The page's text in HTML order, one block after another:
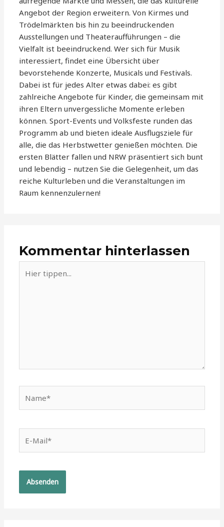
Angebot der Region erweitern. Von Kirmes und
Trödelmärkten bis hin zu beeindruckenden
Ausstellungen und Theateraufführungen – die
Vielfalt ist beeindruckend. Wer sich für Musik
interessiert, findet eine Übersicht über
bevorstehende Konzerte, Musicals und Festivals.
Dabei ist für jedes Alter etwas dabei: es gibt
zahlreiche Angebote für Kinder, die gemeinsam mit
ihren Eltern unvergessliche Momente erleben
können. Sport-Events und Volksfeste runden das
Programm ab und bieten ideale Ausflugsziele für
alle, die das Herbstwetter genießen möchten. Die
ersten Blätter fallen und NRW präsentiert sich bunt
und lebendig – nutzen Sie die Gelegenheit, um das
reiche Kulturleben und die Veranstaltungen im
Raum kennenzulernen!
Kommentar hinterlassen
tippen...
Mail*